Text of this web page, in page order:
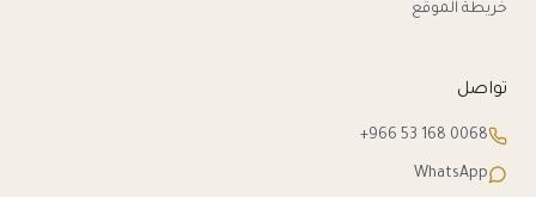
خريطة الموقع
تواصل
+966 53 168 0068
WhatsApp